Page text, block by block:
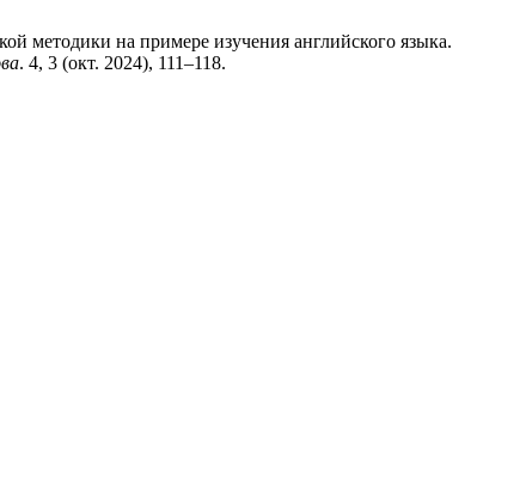
методики на примере изучения английского языка.
. 4, 3 (окт. 2024), 111–118.